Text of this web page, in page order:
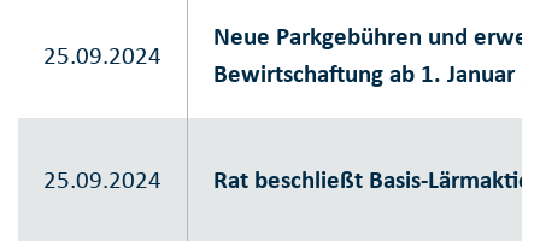
25.09.2024
Neue Parkgebühren und
Bewirtschaftung ab 1. Januar
25.09.2024 Rat beschließt Basis-